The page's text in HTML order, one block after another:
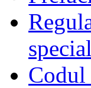
Codul